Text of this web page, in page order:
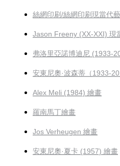
絲網印刷/絲網印刷現當代
Jason Freeny (XX-XXI) 現
弗洛里亞諾博迪尼 (1933-
安東尼奧·波森蒂（1933-
Alex Meli (1984) 繪畫
羅南馬丁繪畫
Jos Verheugen 繪畫
安東尼奧·夏卡 (1957) 繪畫